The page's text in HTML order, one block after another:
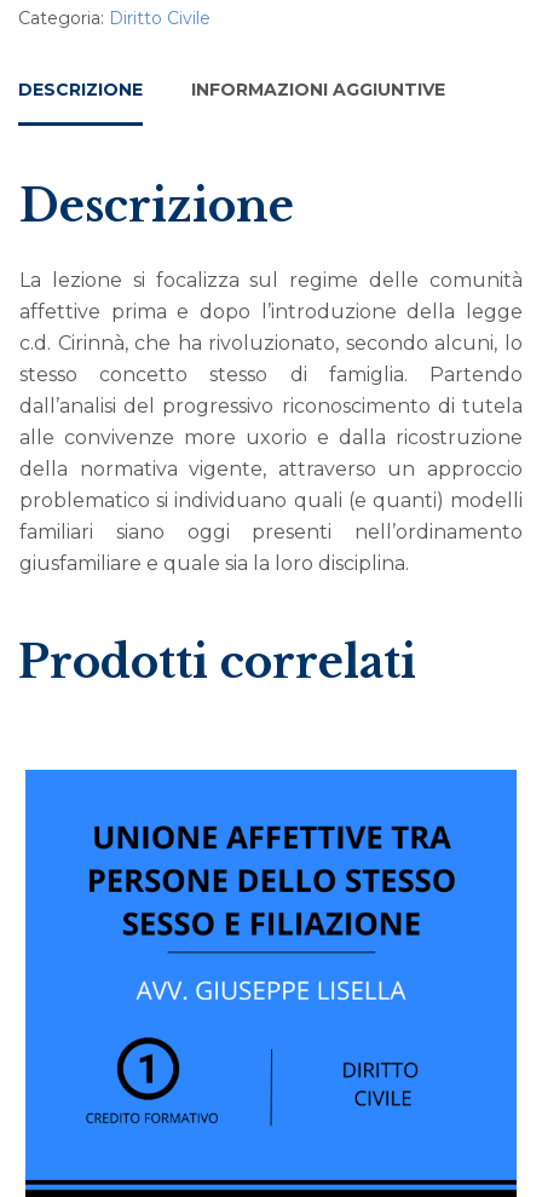
Categoria: Diritto Civile
DESCRIZIONE INFORMAZIONI AGGIUNTIVE
Descrizione
La lezione si focalizza sul regime delle comunità
affettive prima e dopo l’introduzione della legge
c.d. Cirinnà, che ha rivoluzionato, secondo alcuni, lo
stesso concetto stesso di famiglia. Partendo
dall’analisi del progressivo riconoscimento di tutela
alle convivenze more uxorio e dalla ricostruzione
della normativa vigente, attraverso un approccio
problematico si individuano quali (e quanti) modelli
familiari siano oggi presenti nell’ordinamento
giusfamiliare e quale sia la loro disciplina.
Prodotti correlati